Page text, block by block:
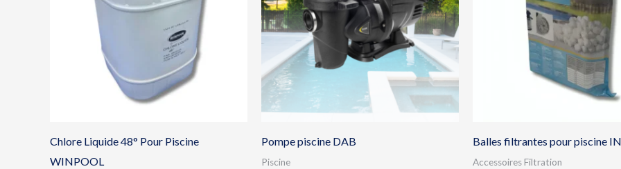
Chlore Liquide 48° Pour Piscine
WINPOOL
Pompe piscine DAB
Piscine
Balles filtrantes pour piscine
Accessoires Filtration